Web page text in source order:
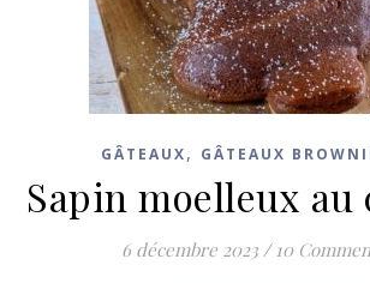
GÂTEAUX, GÂTEAUX
Sapin moelleux au
6 décembre 2023 / 10